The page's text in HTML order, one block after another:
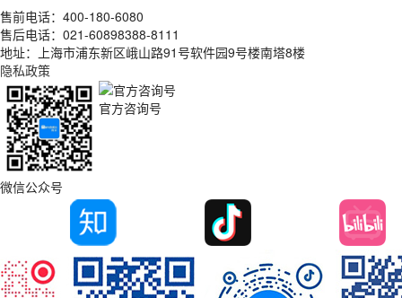
售前电话：400-180-6080
售后电话：021-60898388-8111
地址：上海市浦东新区峨山路91号软件园9号楼南塔8楼
隐私政策
微信公众号
官方咨询号